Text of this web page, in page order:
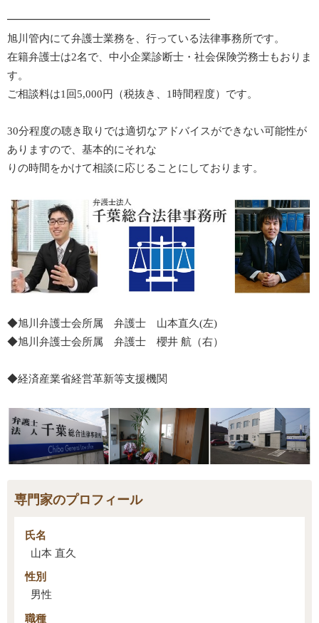
━━━━━━━━━━━━━━━━━━━
旭川管内にて弁護士業務を、行っている法律事務所です。
在籍弁護士は2名で、中小企業診断士・社会保険労務士もおりま
す。
ご相談料は1回5,000円（税抜き、1時間程度）です。
30分程度の聴き取りでは適切なアドバイスができない可能性が
ありますので、基本的にそれな
りの時間をかけて相談に応じることにしております。
◆旭川弁護士会所属 弁護士 山本直久(左)
◆旭川弁護士会所属 弁護士 櫻井 航（右）
◆経済産業省経営革新等支援機関
専門家のプロフィール
氏名
山本 直久
性別
男性
職種